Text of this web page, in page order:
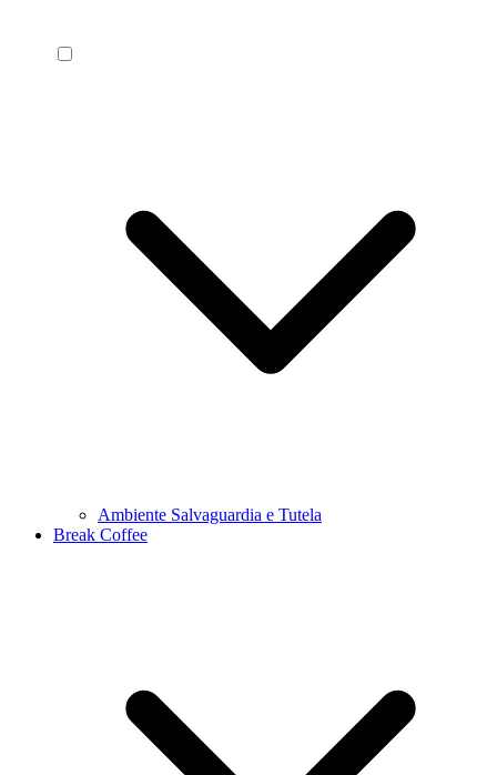
Ambiente Salvaguardia e Tutela
Break Coffee